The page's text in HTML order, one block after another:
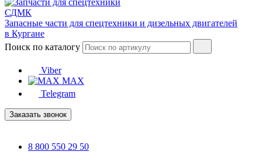
Запасные части для спецтехники и дизельных двигателей
в Кургане
Поиск по каталогу
Viber
MAX
Telegram
Заказать звонок
8 800 550 29 50